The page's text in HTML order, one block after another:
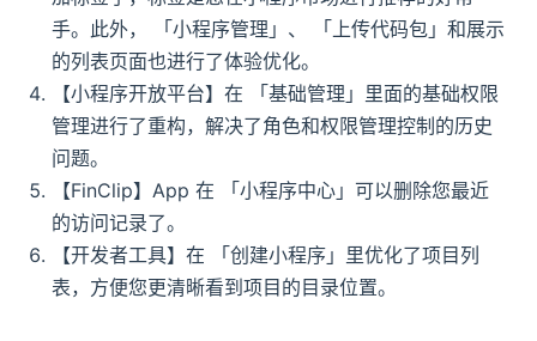
手。此外， 「小程序管理」、 「上传代码包」和展示
的列表页面也进行了体验优化。
【小程序开放平台】在 「基础管理」里面的基础权限
管理进行了重构，解决了角色和权限管理控制的历史
问题。
【FinClip】App 在 「小程序中心」可以删除您最近
的访问记录了。
【开发者工具】在 「创建小程序」里优化了项目列
表，方便您更清晰看到项目的目录位置。